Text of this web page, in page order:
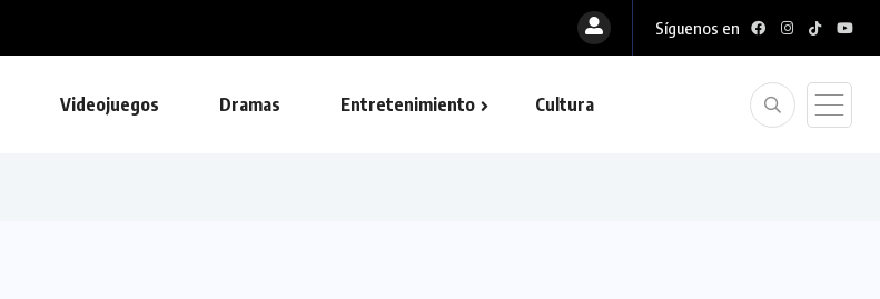
Síguenos en
Videojuegos Dramas Entretenimiento Cultura